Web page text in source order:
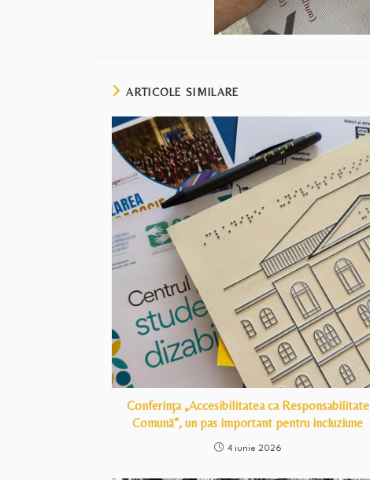
ARTICOLE SIMILARE
Conferința „Accesibilitatea ca Responsabilitate
Comună”, un pas important pentru incluziune
4 iunie 2026